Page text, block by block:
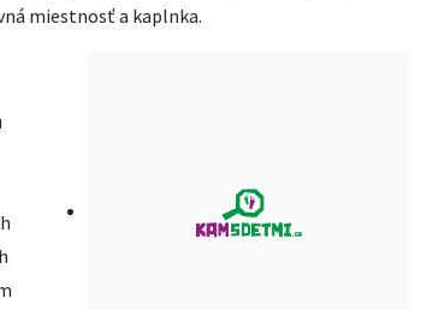
miestnosť a kaplnka.